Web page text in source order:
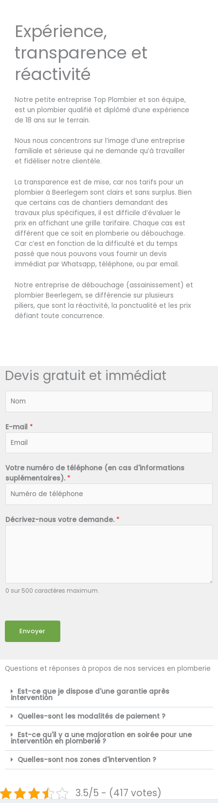
Expérience,
transparence et
réactivité
Notre petite entreprise Top Plombier et son équipe,
est un plombier qualifié et diplômé d’une expérience
de 18 ans sur le terrain.
Nous nous concentrons sur l’image d’une entreprise
familiale et sérieuse qui ne demande qu’à travailler
et fidéliser notre clientèle.
La transparence est de mise, car nos tarifs pour un
plombier à Beerlegem sont clairs et sans surplus. Bien
que certains cas de chantiers demandant des
travaux plus spécifiques, il est difficile d’évaluer le
prix en affichant une grille tarifaire. Chaque cas est
différent que ce soit en plomberie ou débouchage.
Car c’est en fonction de la difficulté et du temps
passé que nous pouvons vous fournir un devis
immédiat par Whatsapp, téléphone, ou par email.
Notre entreprise de débouchage (assainissement) et
plombier Beerlegem, se différencie sur plusieurs
piliers, que sont la réactivité, la ponctualité et les prix
défiant toute concurrence.
Devis gratuit et immédiat
*
E-mail *
Votre numéro de téléphone (en cas d'informations
suplémentaires). *
Décrivez-nous votre demande. *
0 sur 500 caractères maximum.
Envoyer
Questions et réponses à propos de nos services en plomberie
Est-ce que je dispose d'une garantie après
intervention
Quelles-sont les modalités de paiement ?
Est-ce qu'il y a une majoration en soirée pour une
intervention en plomberie ?
Quelles-sont nos zones d'intervention ?
3.5/5 - (417 votes)